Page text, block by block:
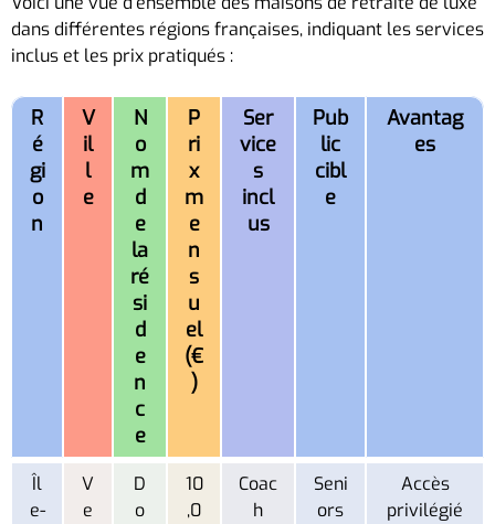
dans différentes régions françaises, indiquant les services
inclus et les prix pratiqués :
R
é
gi
o
n
V
il
l
e
N
o
m
d
e
la
ré
si
d
e
n
c
e
P
ri
x
m
e
n
s
u
el
(€
)
Ser
vice
s
incl
us
Pub
lic
cibl
e
Avantag
es
Îl
e-
V
e
D
o
10
,0
Coac
h
Seni
ors
Accès
privilégié